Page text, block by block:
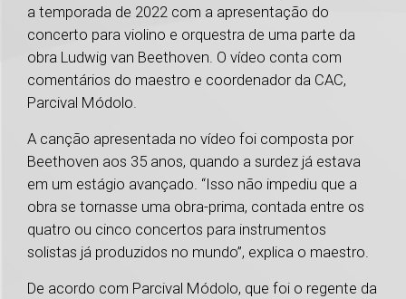
a temporada de 2022 com a apresentação do
concerto para violino e orquestra de uma parte da
obra Ludwig van Beethoven. O vídeo conta com
comentários do maestro e coordenador da CAC,
Parcival Módolo.
A canção apresentada no vídeo foi composta por
Beethoven aos 35 anos, quando a surdez já estava
em um estágio avançado. “Isso não impediu que a
obra se tornasse uma obra-prima, contada entre os
quatro ou cinco concertos para instrumentos
solistas já produzidos no mundo”, explica o maestro.
De acordo com Parcival Módolo, que foi o regente da